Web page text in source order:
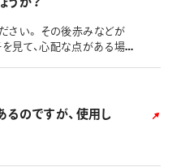
さい。 その後赤みなどが
見て、心配な点がある場
るのですが、使用し